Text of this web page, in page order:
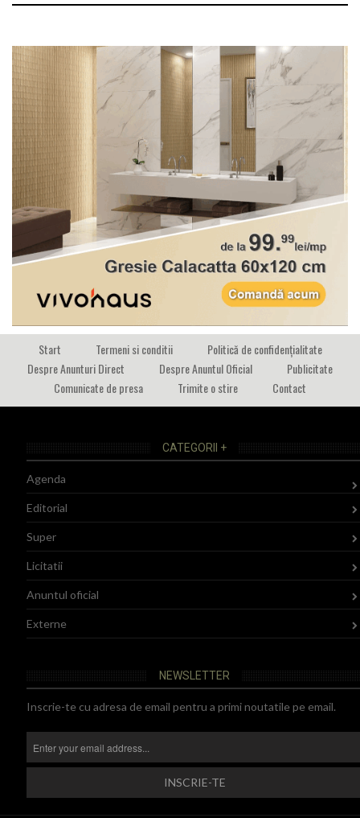
Start Termeni si conditii
Politică de confidențialitate
Despre Anunturi Direct
Despre Anuntul Oficial
Publicitate
Comunicate de presa
Trimite o stire Contact
CATEGORII +
Agenda
Editorial
Super
Licitatii
Anuntul oficial
Externe
NEWSLETTER
Inscrie-te cu adresa de email pentru a primi noutatile pe email.